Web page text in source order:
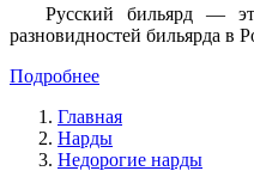
Русский бильярд —
разновидностей бильярда в
Подробнее
Главная
Нарды
Недорогие нарды